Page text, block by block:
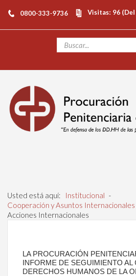
0800-333-9736 Visitas: 96
Usted está aquí: Institucional -
Cooperación y Asuntos Internacionales
Acciones Internacionales
LA PROCURACIÓN
INFORME DE SEGUIMIENTO AL
DERECHOS HUMANOS DE LA